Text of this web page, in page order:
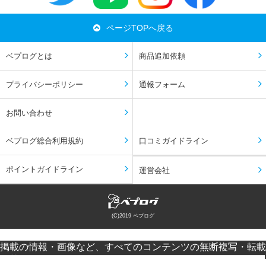
ページTOPへ戻る
ベプログとは 商品追加依頼
プライバシーポリシー 通報フォーム
お問い合わせ
ベプログ総合利用規約 口コミガイドライン
ポイントガイドライン 運営会社
(C)2019 ベプログ
掲載の情報・画像など、すべてのコンテンツの無断複写・転載